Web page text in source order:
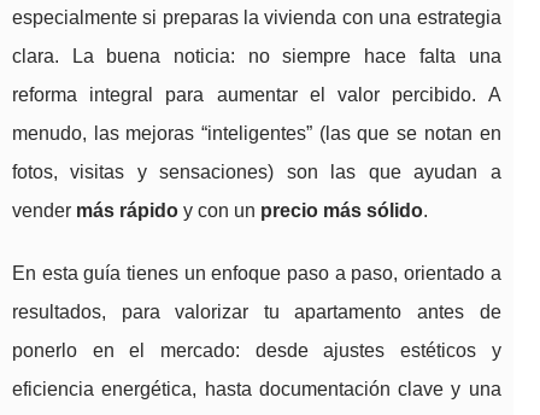
especialmente si preparas la vivienda con una estrategia
clara. La buena noticia: no siempre hace falta una
reforma integral para aumentar el valor percibido. A
menudo, las mejoras “inteligentes” (las que se notan en
fotos, visitas y sensaciones) son las que ayudan a
vender más rápido y con un precio más sólido.
En esta guía tienes un enfoque paso a paso, orientado a
resultados, para valorizar tu apartamento antes de
ponerlo en el mercado: desde ajustes estéticos y
eficiencia energética, hasta documentación clave y una